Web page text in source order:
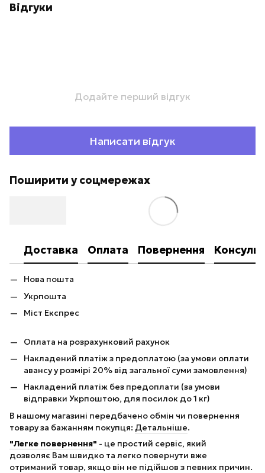
Відгуки
Додайте перший відгук
Написати відгук
Поширити у соцмережах
Доставка Оплата Повернення
Нова пошта
Укрпошта
Міст Експрес
Оплата на розрахунковий рахунок
Накладений платіж з предоплатою (за умови оплати
авансу у розмірі 20% від загальної суми замовлення)
Накладений платіж без предоплати (за умови
відправки Укрпоштою, для посилок до 1 кг)
В нашому магазині передбачено обмін чи повернення
товару за бажанням покупця: Детальніше.
"Легке повернення" - це простий сервіс, який
дозволяє Вам швидко та легко повернути вже
отриманий товар, якщо він не підійшов з певних причин.